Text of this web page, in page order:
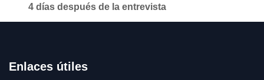
4 días después de la entrevista
Enlaces útiles